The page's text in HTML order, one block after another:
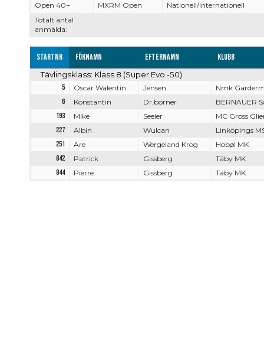
Totalt antal
anmälda:
Open 40+ MXRM Open Nationell/Internationell
Startnr Förnamn Efternamn Klubb
Tävlingsklass: Klass 8 (Super Evo -50)
5 Oscar Walentin Jensen
Nmk
6
Konstantin Dr.börner
BERNAUER
193
Mike Seeler
MC Gross
227
Albin Wulcan
Linköpings
251
Are Wergeland Krog
Hobøl MK
842
Patrick Gissberg
Täby MK
844
Pierre Gissberg Täby MK